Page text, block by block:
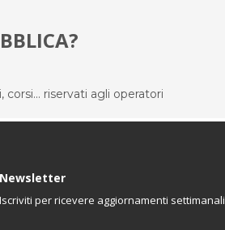
riservati agli operatori
Newsletter
Iscriviti per ricevere aggiornamenti settimanali